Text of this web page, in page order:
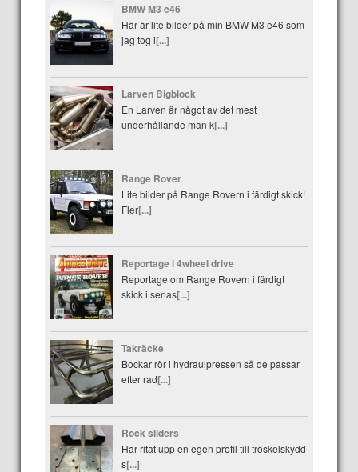
BMW M3 e46
Här är lite bilder på min BMW M3 e46 som
jag tog i[...]
Larven Bigblock
En Larven är något av det mest
underhållande man k[...]
Range Rover
Lite bilder på Range Rovern i färdigt skick!
Fler[...]
Reportage i 4wheel drive
Reportage om Range Rovern i färdigt
skick i senas[...]
Takräcke
Bockar rör i hydraulpressen så de passar
efter rad[...]
Rock sliders
Har ritat upp en egen profil till tröskelskydd
s[...]